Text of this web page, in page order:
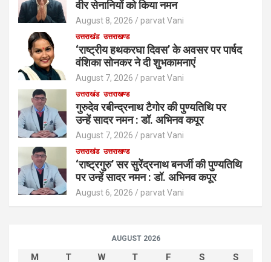
वीर सेनानियों को किया नमन
August 8, 2026 parvat Vani
उत्तराखंड उत्तराखण्ड
‘राष्ट्रीय हथकरघा दिवस’ के अवसर पर पार्षद
वंशिका सोनकर ने दी शुभकामनाएं
August 7, 2026 parvat Vani
उत्तराखंड उत्तराखण्ड
गुरुदेव रबीन्द्रनाथ टैगोर की पुण्यतिथि पर
उन्हें सादर नमन : डॉ. अभिनव कपूर
August 7, 2026 parvat Vani
उत्तराखंड उत्तराखण्ड
‘राष्ट्रगुरु’ सर सुरेंद्रनाथ बनर्जी की पुण्यतिथि
पर उन्हें सादर नमन : डॉ. अभिनव कपूर
August 6, 2026 parvat Vani
AUGUST 2026
M T W T F S
S